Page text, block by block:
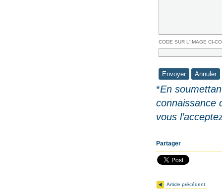
CODE SUR L'IMAGE CI-
*En
connaissance
vous
Partager
Article précédent